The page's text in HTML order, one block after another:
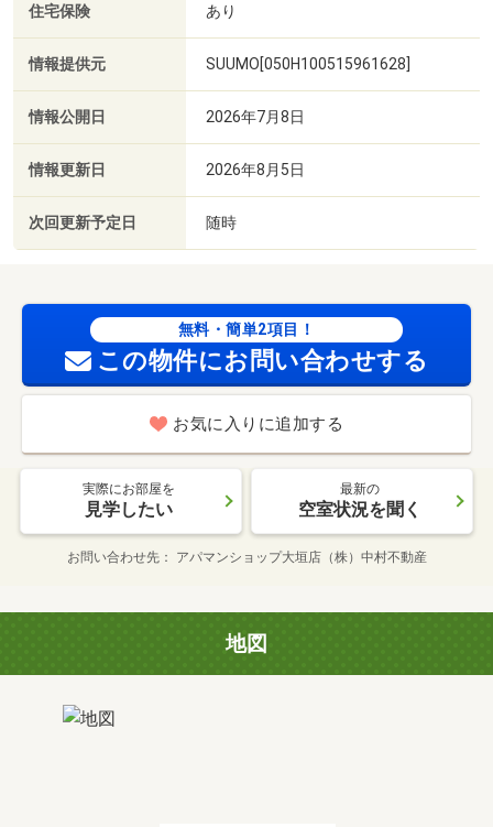
住宅保険 あり
情報提供元 SUUMO[050H100515961628]
情報公開日 2026年7月8日
情報更新日 2026年8月5日
次回更新予定日 随時
無料・簡単2項目！
この物件にお問い合わせする
お気に入りに追加する
実際にお部屋を
見学したい
最新の
空室状況を聞く
お問い合わせ先 アパマンショップ大垣店（株）中村不動産
地図